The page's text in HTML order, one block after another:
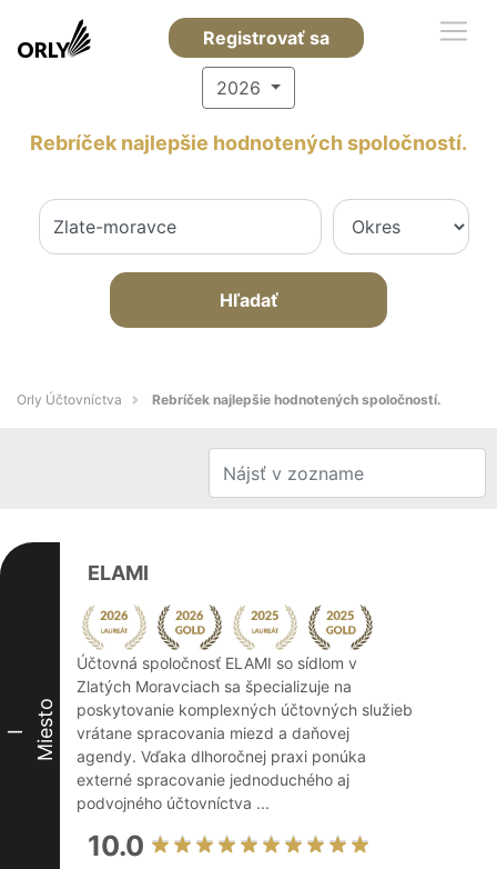
Registrovať sa
2026
Rebríček najlepšie hodnotených spoločností.
Hľadať
Orly Účtovníctva Rebríček najlepšie hodnotených spoločností.
I Miesto
ELAMI
Účtovná spoločnosť ELAMI so sídlom v
Zlatých Moravciach sa špecializuje na
poskytovanie komplexných účtovných služieb
vrátane spracovania miezd a daňovej
agendy. Vďaka dlhoročnej praxi ponúka
externé spracovanie jednoduchého aj
podvojného účtovníctva ...
10.0